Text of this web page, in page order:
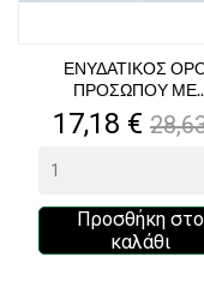
ΕΝΥΔΑΤΙΚΟΣ
ΠΡΟΣΩΠΟΥ
Τιμή
17,18 €
τιμή
Προσθήκη στο
καλάθι